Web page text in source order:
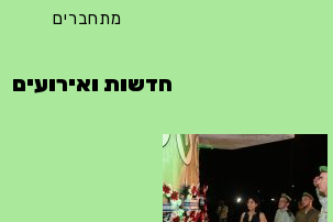
מתחברים
חדשות ואירועים